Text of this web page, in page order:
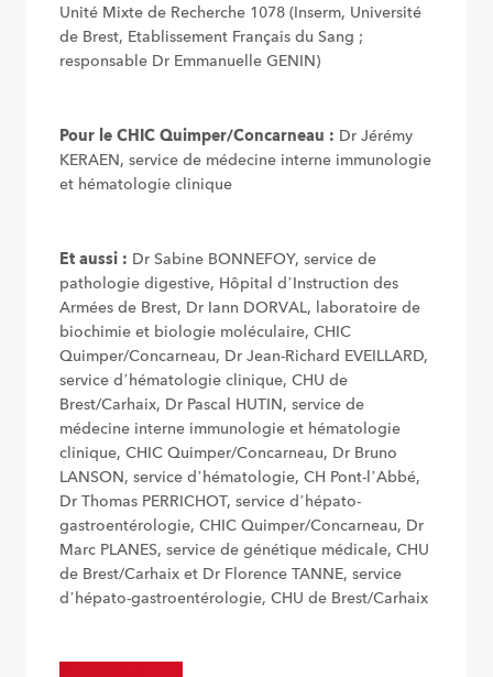
Unité Mixte de Recherche 1078 (Inserm, Université
de Brest, Etablissement Français du Sang ;
responsable Dr Emmanuelle GENIN)
Pour le CHIC Quimper/Concarneau : Dr Jérémy
KERAEN, service de médecine interne immunologie
et hématologie clinique
Et aussi : Dr Sabine BONNEFOY, service de
pathologie digestive, Hôpital d’Instruction des
Armées de Brest, Dr Iann DORVAL, laboratoire de
biochimie et biologie moléculaire, CHIC
Quimper/Concarneau, Dr Jean-Richard EVEILLARD,
service d’hématologie clinique, CHU de
Brest/Carhaix, Dr Pascal HUTIN, service de
médecine interne immunologie et hématologie
clinique, CHIC Quimper/Concarneau, Dr Bruno
LANSON, service d’hématologie, CH Pont-l’Abbé,
Dr Thomas PERRICHOT, service d’hépato-
gastroentérologie, CHIC Quimper/Concarneau, Dr
Marc PLANES, service de génétique médicale, CHU
de Brest/Carhaix et Dr Florence TANNE, service
d’hépato-gastroentérologie, CHU de Brest/Carhaix